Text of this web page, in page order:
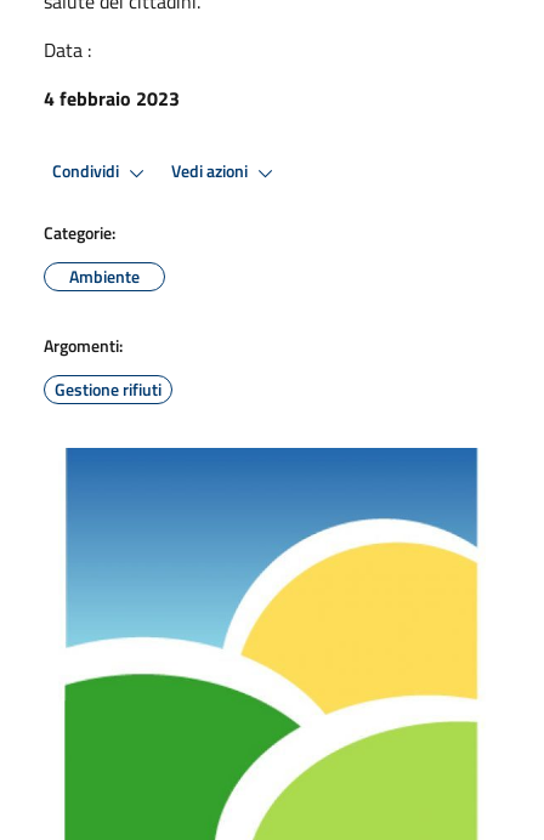
Data :
4 febbraio 2023
Condividi Vedi azioni
Categorie:
Ambiente
Argomenti:
Gestione rifiuti